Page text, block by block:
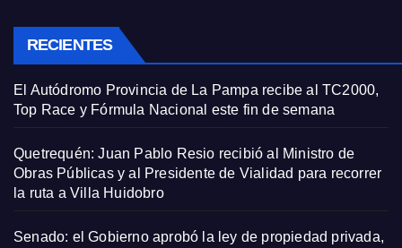
RECIENTES
El Autódromo Provincia de La Pampa recibe al TC2000,
Top Race y Fórmula Nacional este fin de semana
Quetrequén: Juan Pablo Resio recibió al Ministro de
Obras Públicas y al Presidente de Vialidad para recorrer
la ruta a Villa Huidobro
Senado: el Gobierno aprobó la ley de propiedad privada,